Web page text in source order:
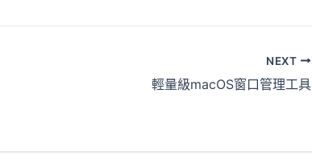
NEXT
輕量級macOS窗口管理工具